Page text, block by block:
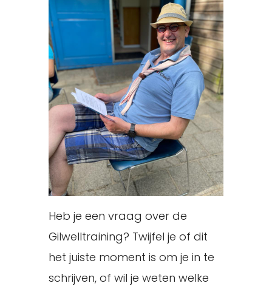
Heb je een vraag over de
Gilwelltraining? Twijfel je of dit
het juiste moment is om je in te
schrijven, of wil je weten welke